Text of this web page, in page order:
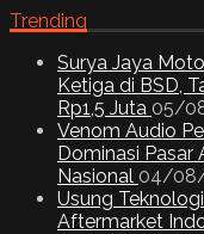
Trending
Surya Jaya
Ketiga di BSD,
Rp1,5 Juta 05/
Venom Audio
Dominasi
Nasional 04/
Usung
Aftermarket